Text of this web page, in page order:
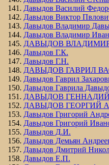
Давыдов Василий
Давыдов Виктор
Давыдов Владимир
Давыдов Владимир
ДАВЫДОВ
Давыдов Г.К.
Давыдов Г.Н.
ДАВЫДОВ ГАВРИЛ
Давыдов Гаврил
Давыдов Гаврила
ДАВЫДОВ
ДАВЫДОВ ГЕОРГИЙ
Давыдов Григорий
Давыдов Григорий
Давыдов Д.И.
Давыдов Демьян
Давыдов Дмитрий
Давыдов Е.П.